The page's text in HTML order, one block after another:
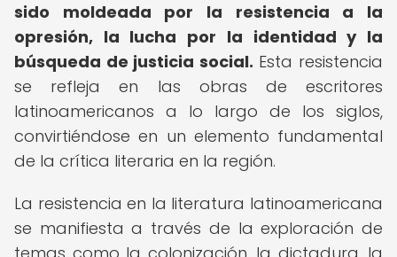
sido moldeada por la resistencia a la
opresión, la lucha por la identidad y la
búsqueda de justicia social. Esta resistencia
se refleja en las obras de escritores
latinoamericanos a lo largo de los siglos,
convirtiéndose en un elemento fundamental
de la crítica literaria en la región.
La resistencia en la literatura latinoamericana
se manifiesta a través de la exploración de